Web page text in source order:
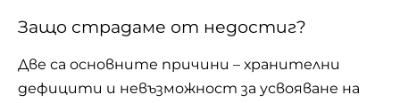
Защо страдаме от недостиг?
Две са основните причини – хранителни
дефицити и невъзможност за усвояване на